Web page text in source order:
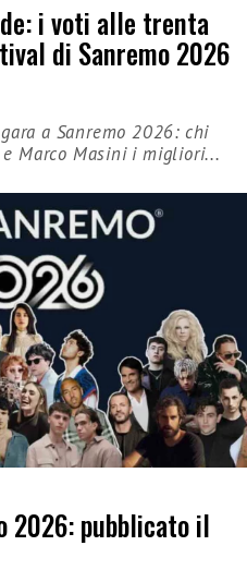
i voti alle trenta
di Sanremo 2026
a Sanremo 2026: chi
Marco Masini i migliori...
2026: pubblicato il